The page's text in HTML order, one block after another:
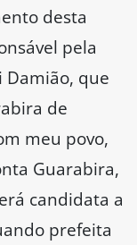
desta
pela
Damião, que
de
meu povo,
Guarabira,
candidata a
prefeita